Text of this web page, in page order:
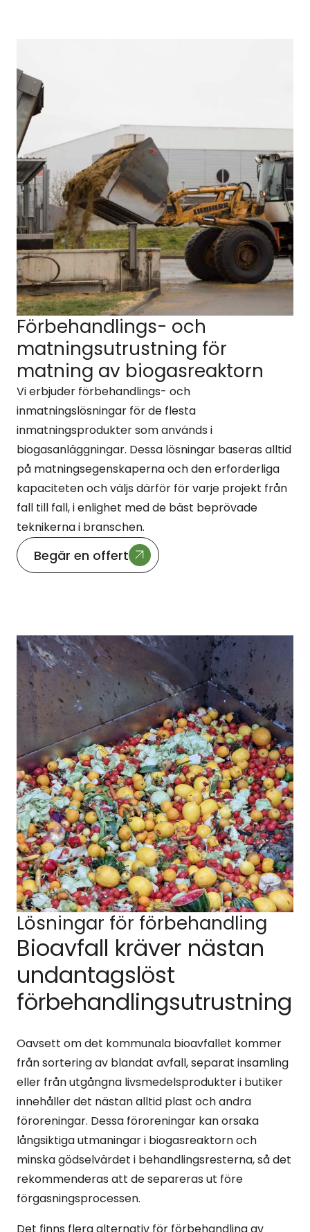
Förbehandlings- och
matningsutrustning för
matning av biogasreaktorn
Vi erbjuder förbehandlings- och
inmatningslösningar för de flesta
inmatningsprodukter som används i
biogasanläggningar. Dessa lösningar baseras alltid
på matningsegenskaperna och den erforderliga
kapaciteten och väljs därför för varje projekt från
fall till fall, i enlighet med de bäst beprövade
teknikerna i branschen.
Begär en offert
Lösningar för förbehandling
Bioavfall kräver nästan
undantagslöst
förbehandlingsutrustning
Oavsett om det kommunala bioavfallet kommer
från sortering av blandat avfall, separat insamling
eller från utgångna livsmedelsprodukter i butiker
innehåller det nästan alltid plast och andra
föroreningar. Dessa föroreningar kan orsaka
långsiktiga utmaningar i biogasreaktorn och
minska gödselvärdet i behandlingsresterna, så det
rekommenderas att de separeras ut före
förgasningsprocessen.
Det finns flera alternativ för förbehandling av